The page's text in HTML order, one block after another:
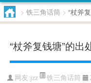
> 铁三角话筒 > “杖斧
“杖斧复钱塘”的出
网友:jzz 铁三角话筒